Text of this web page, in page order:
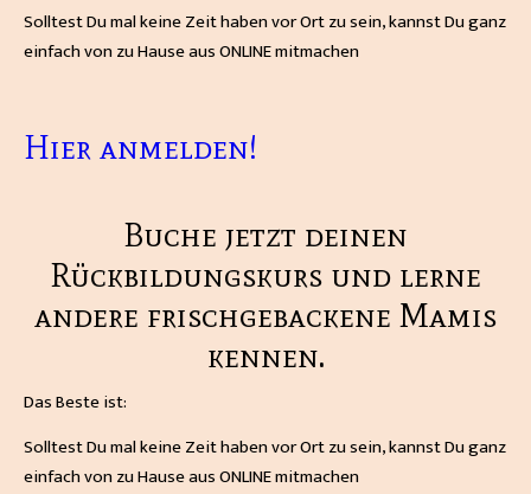
Solltest Du mal keine Zeit haben vor Ort zu sein, kannst Du ganz
einfach von zu Hause aus ONLINE mitmachen
Hier anmelden!
Buche jetzt deinen
Rückbildungskurs und lerne
andere frischgebackene Mamis
kennen.
Das Beste ist:
Solltest Du mal keine Zeit haben vor Ort zu sein, kannst Du ganz
einfach von zu Hause aus ONLINE mitmachen